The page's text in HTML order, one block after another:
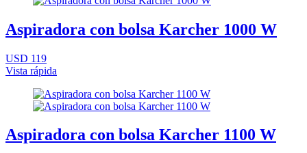
Aspiradora con bolsa Karcher 1000 W
USD 119
Vista rápida
Aspiradora con bolsa Karcher 1100 W